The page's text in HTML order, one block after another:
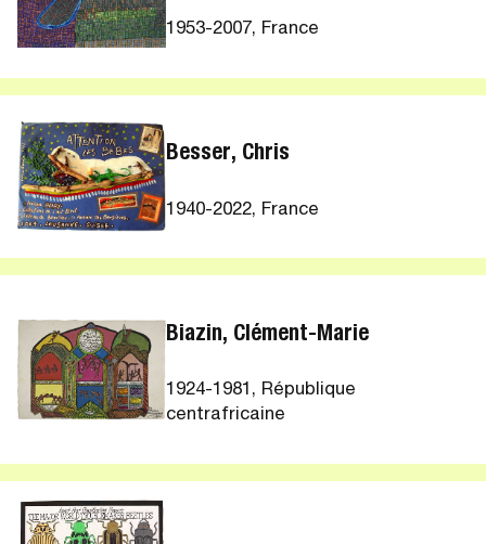
1953-2007, France
Besser, Chris
1940-2022, France
Biazin, Clément-Marie
1924-1981, République
centrafricaine